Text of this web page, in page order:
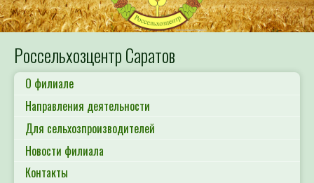
Россельхозцентр Саратов
О филиале
Направления деятельности
Для сельхозпроизводителей
Новости филиала
Контакты